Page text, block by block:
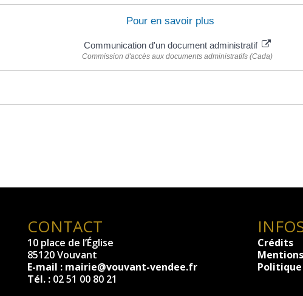
Pour en savoir plus
Communication d'un document administratif
Commission d'accès aux documents administratifs (Cada)
CONTACT
10 place de l’Église
85120 Vouvant
E-mail : mairie@vouvant-vendee.fr
Tél. :02 51 00 80 21
Crédits